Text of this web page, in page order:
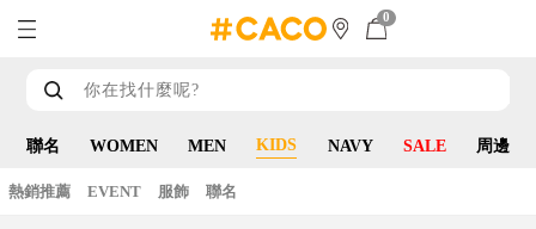
0
聯名 WOMEN MEN KIDS NAVY SALE 周邊
熱銷推薦 EVENT 服飾 聯名